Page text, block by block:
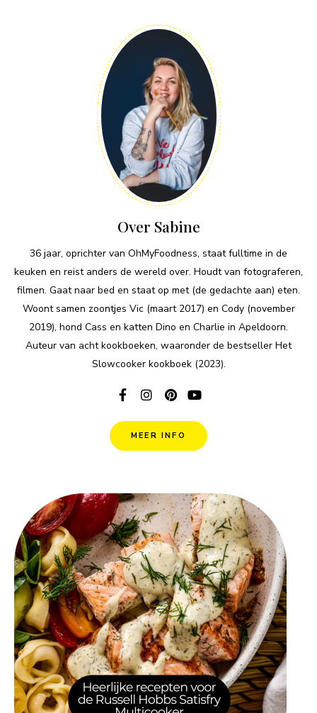
Over Sabine
36 jaar, oprichter van OhMyFoodness, staat fulltime in de
keuken en reist anders de wereld over. Houdt van fotograferen,
filmen. Gaat naar bed en staat op met (de gedachte aan) eten.
Woont samen zoontjes Vic (maart 2017) en Cody (november
2019), hond Cass en katten Dino en Charlie in Apeldoorn.
Auteur van acht kookboeken, waaronder de bestseller Het
Slowcooker kookboek (2023).
MEER INFO